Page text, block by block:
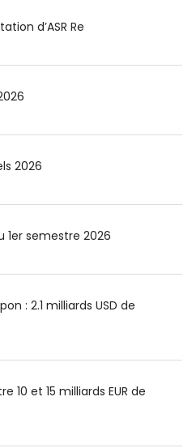
d’ASR Re
2026
1er semestre 2026
: 2.1 milliards USD de
10 et 15 milliards EUR de